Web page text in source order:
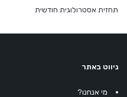
תחזית אסטרולוגית חודשית
ניווט באתר
מי אנחנו?